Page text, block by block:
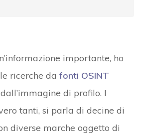
importante, ho
ricerche da fonti OSINT
di profilo. I
tanti, si parla di decine di
diverse marche oggetto di